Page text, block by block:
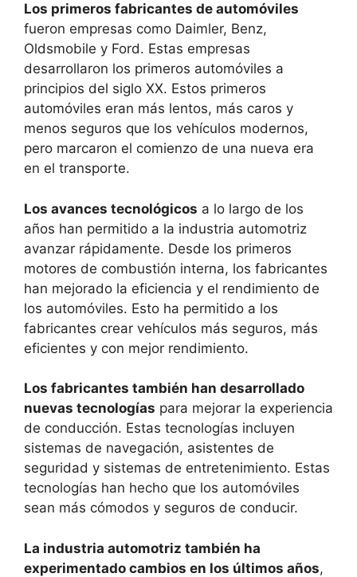
Los primeros fabricantes de automóviles
fueron empresas como Daimler, Benz,
Oldsmobile y Ford. Estas empresas
desarrollaron los primeros automóviles a
principios del siglo XX. Estos primeros
automóviles eran más lentos, más caros y
menos seguros que los vehículos modernos,
pero marcaron el comienzo de una nueva era
en el transporte.
Los avances tecnológicos a lo largo de los
años han permitido a la industria automotriz
avanzar rápidamente. Desde los primeros
motores de combustión interna, los fabricantes
han mejorado la eficiencia y el rendimiento de
los automóviles. Esto ha permitido a los
fabricantes crear vehículos más seguros, más
eficientes y con mejor rendimiento.
Los fabricantes también han desarrollado
nuevas tecnologías para mejorar la experiencia
de conducción. Estas tecnologías incluyen
sistemas de navegación, asistentes de
seguridad y sistemas de entretenimiento. Estas
tecnologías han hecho que los automóviles
sean más cómodos y seguros de conducir.
La industria automotriz también ha
experimentado cambios en los últimos años,